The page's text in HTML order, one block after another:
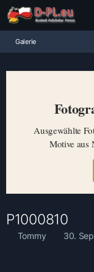
Galerie
Ausgewählte
Motive aus
P1000810
Tommy 30.